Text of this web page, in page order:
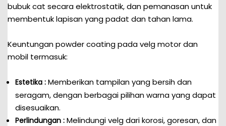
bubuk cat secara elektrostatik, dan pemanasan untuk
membentuk lapisan yang padat dan tahan lama.
Keuntungan powder coating pada velg motor dan
mobil termasuk:
Estetika : Memberikan tampilan yang bersih dan
seragam, dengan berbagai pilihan warna yang dapat
disesuaikan.
Perlindungan : Melindungi velg dari korosi, goresan, dan